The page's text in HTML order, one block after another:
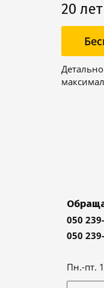
20
050
050
Пн.-пт.